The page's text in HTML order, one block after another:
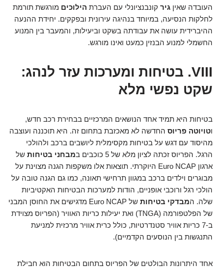
העובדה שאין גיר קונבנציונלי עם העברת הילוכים מורגשת תורמת
לחלקות הנסיעה, במיוחד בנהיגה עירונית ובפקקים. יחידת ההנעה
ההיברידית עושה את עבודתה בשקט וביעילות, והמעבר בין המנוע
החשמלי למנוע הבנזין כמעט ואינו מורגש.
VIII. בטיחות ומערכות עזר לנהג:
שקט נפשי מלא
בטיחות היא תמיד אחד הנושאים המרכזיים בבחירת רכב חדש,
וטויוטה פריוס החדשה לא מאכזבת בתחום זה. היא תוכננה ועוצבה
מהיסוד עם דגש על בטיחות מקסימלית ליושבים ברכב ולהולכי
הרגל. הפריוס זכתה לציון מלא של 5 כוכבים ב
מבחני בטיחות של
ארגון Euro NCAP היוקרתי. תוצאות אלו משקפות הגנה מצוינת על
מבוגרים וילדים ברכב במגוון תרחישי תאונה, כמו גם הגנה טובה על
הולכי רגל ורוכבי אופניים, הודות למערכות הבטיחות האקטיביות
שלה. המבדקי בטיחות
של Euro NCAP מדגישים את החוסן המבני
של הפלטפורמה (TNGA) ואת יעילות כריות האוויר (הפריוס מצוידת
ב-7 כריות אוויר סטנדרטיות, כולל כרית אוויר מרכזית למניעת
התנגשות בין הנוסעים הקדמיים).
אחד היתרונות הבולטים של הפריוס בתחום הבטיחות הוא חבילת